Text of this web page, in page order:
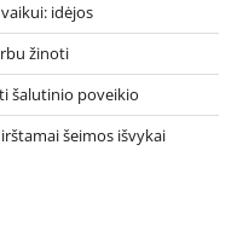
idėjos
žinoti
šalutinio poveikio
šeimos išvykai